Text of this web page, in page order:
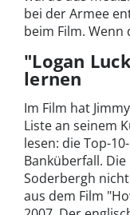
bei der Armee
beim Film. Wenn
"Logan
lernen
Im Film hat
Liste an seinem
lesen: die Top-
Banküberfall.
Soderbergh
aus dem Film